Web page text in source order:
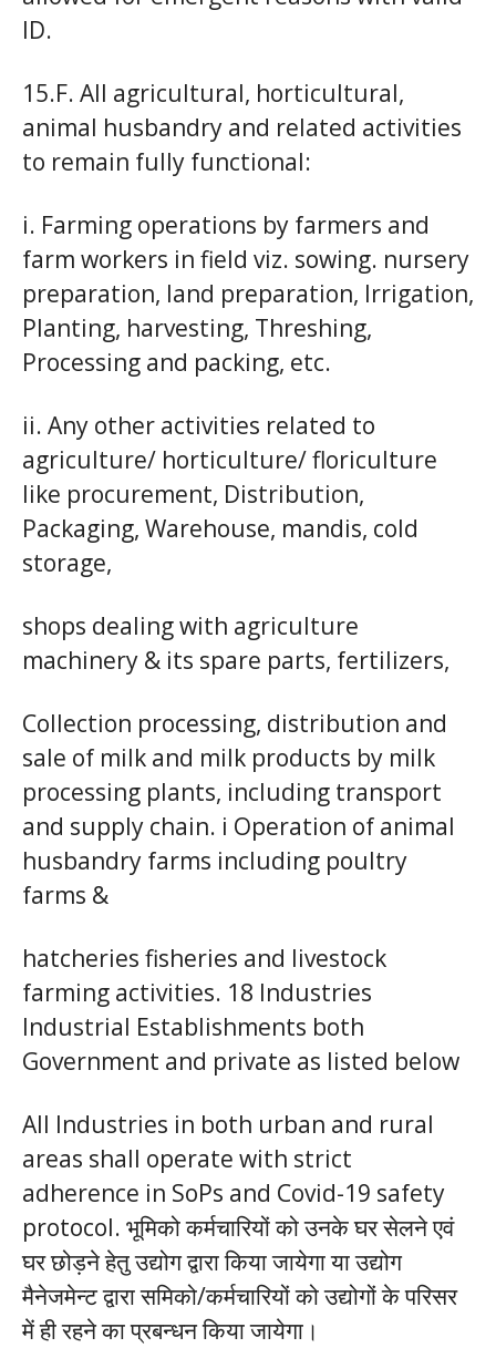
ID.
15.F. All agricultural, horticultural,
animal husbandry and related activities
to remain fully functional:
i. Farming operations by farmers and
farm workers in field viz. sowing. nursery
preparation, land preparation, Irrigation,
Planting, harvesting, Threshing,
Processing and packing, etc.
ii. Any other activities related to
agriculture/ horticulture/ floriculture
like procurement, Distribution,
Packaging, Warehouse, mandis, cold
storage,
shops dealing with agriculture
machinery & its spare parts, fertilizers,
Collection processing, distribution and
sale of milk and milk products by milk
processing plants, including transport
and supply chain. i Operation of animal
husbandry farms including poultry
farms &
hatcheries fisheries and livestock
farming activities. 18 Industries
Industrial Establishments both
Government and private as listed below
All Industries in both urban and rural
areas shall operate with strict
adherence in SoPs and Covid-19 safety
protocol. भूमिको कर्मचारियों को उनके घर सेलने एवं
घर छोड़ने हेतु उद्योग द्वारा किया जायेगा या उद्योग
मैनेजमेन्ट द्वारा समिको/कर्मचारियों को उद्योगों के परिसर
में ही रहने का प्रबन्धन किया जायेगा।